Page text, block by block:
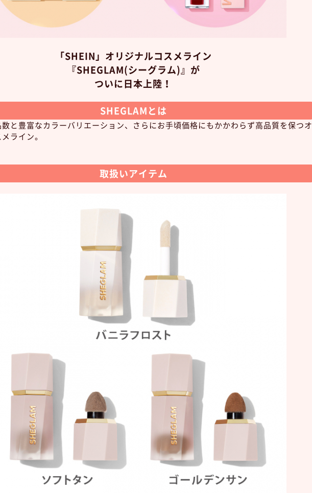
「SHEIN」オリジナルコスメライン
『SHEGLAM(シーグラム)』が
ついに日本上陸！
SHEGLAMとは
と豊富なカラーバリエーション、さらにお手頃価格にもかかわらず高品質を保つオ
ライン。
取扱いアイテム